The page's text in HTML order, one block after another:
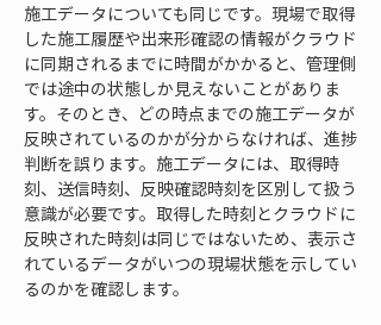
施工データについても同じです。現場で取得
した施工履歴や出来形確認の情報がクラウド
に同期されるまでに時間がかかると、管理側
では途中の状態しか見えないことがありま
す。そのとき、どの時点までの施工データが
反映されているのかが分からなければ、進捗
判断を誤ります。施工データには、取得時
刻、送信時刻、反映確認時刻を区別して扱う
意識が必要です。取得した時刻とクラウドに
反映された時刻は同じではないため、表示さ
れているデータがいつの現場状態を示してい
るのかを確認します。